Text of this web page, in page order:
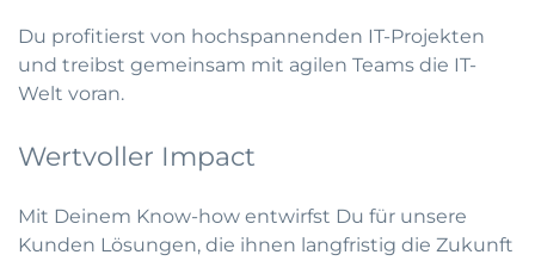
Du profitierst von hochspannenden IT-Projekten
und treibst gemeinsam mit agilen Teams die IT-
Welt voran.
Wertvoller Impact
Mit Deinem Know-how entwirfst Du für unsere
Kunden Lösungen, die ihnen langfristig die Zukunft